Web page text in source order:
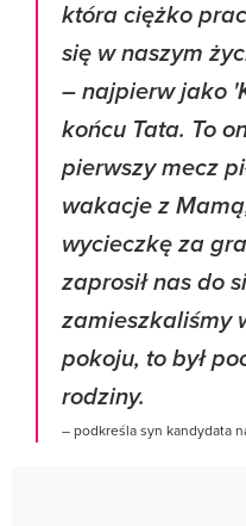
która ciężko
się w naszym
– najpierw jako
końcu Tata. To
pierwszy mecz
wakacje z
wycieczkę za
zaprosił nas do
zamieszkaliśmy
pokoju, to był
rodziny.
– podkreśla syn kandydata